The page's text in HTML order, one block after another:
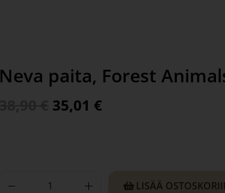
Neva paita, Forest
35,01 €
LISÄÄ